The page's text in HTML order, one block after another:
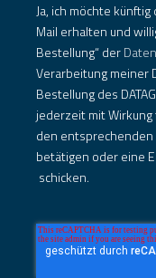
Ja, ich möchte
Mail erhalten und
Bestellung“ der
Verarbeitung meiner
Bestellung des
jederzeit mit
den
betätigen oder eine
schicken.